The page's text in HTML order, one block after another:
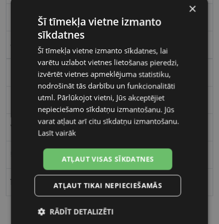
olive
Plastmasa
Kvadrātveida
Vīriešiem
18
×
Šī tīmekļa vietne izmanto
sīkdatnes
Šī tīmekļa vietne izmanto sīkdatnes, lai
varētu uzlabot vietnes lietošanas pieredzi,
izvērtēt vietnes apmeklējuma statistiku,
nodrošināt tās darbību un funkcionalitāti
utml. Pārlūkojot vietni, Jūs akceptējiet
nepieciešamo sīkdatņu izmantošanu. Jūs
varat atļaut arī citu sīkdatņu izmantošanu.
Lasīt vairāk
ATĻAUT VISAS SĪKDATNES
ATĻAUT TIKAI NEPIECIEŠAMĀS
RĀDĪT DETALIZĒTI